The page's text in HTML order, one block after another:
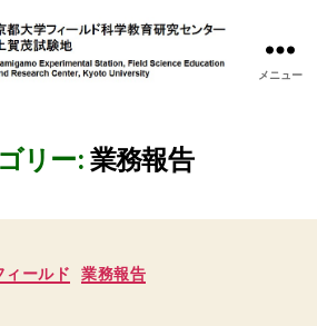
験
メニュー
リー: 業務報告
カ
テ
ィールド 業務報告